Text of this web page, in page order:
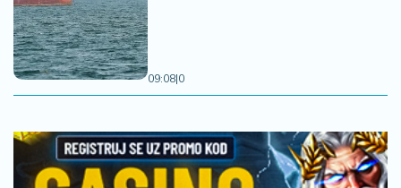
09:08|0